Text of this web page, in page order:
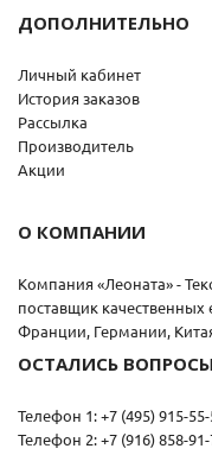
ДОПОЛНИТЕЛЬНО
Личный кабинет
История заказов
Рассылка
Производитель
Акции
О КОМПАНИИ
Компания «Леоната» -
поставщик качественных
Франции, Германии,
ОСТАЛИСЬ
Телефон 1: +7 (495) 915-55-
Телефон 2: +7 (916) 858-